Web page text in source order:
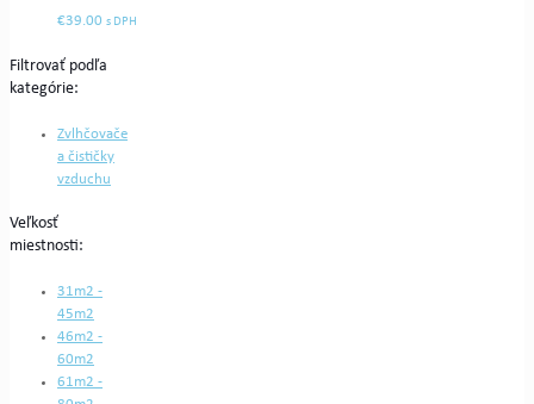
€39.00 s DPH
Filtrovať podľa
kategórie:
Zvlhčovače
a čističky
vzduchu
Veľkosť
miestnosti:
31m2 -
45m2
46m2 -
60m2
61m2 -